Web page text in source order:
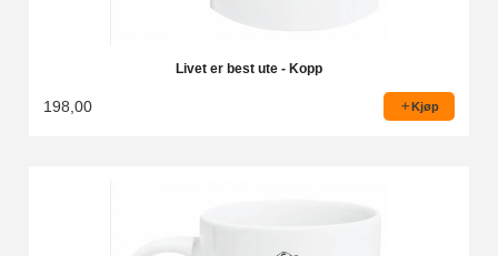
Livet er best ute - Kopp
198,00 Kjøp